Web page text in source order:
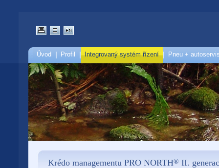
Úvod Profil Integrovaný systém řízení Pneu +
Krédo managementu PRO NORTH® II.